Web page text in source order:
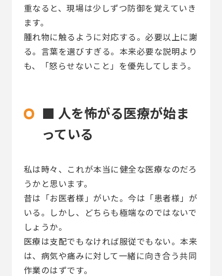
重なると、現場は少しずつ防御を覚えていき
ます。
腫れ物に触るように対応する。必要以上に謝
る。言葉を選びすぎる。本来必要な説明より
も、「怒らせないこと」を優先してしまう。
■ 人を怖がる医療が始ま
っている
私は時々、これが本当に健全な医療なのだろ
うかと思います。
昔は「お医者様」がいた。今は「患者様」が
いる。しかし、どちらも極端なのではないで
しょうか。
医療は支配でもなければ服従でもない。本来
は、病気や痛みに対して一緒に向き合う共同
作業のはずです。